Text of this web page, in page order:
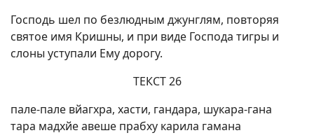
Господь шел по безлюдным джунглям, повторяя
святое имя Кришны, и при виде Господа тигры и
слоны уступали Ему дорогу.
ТЕКСТ 26
пале-пале вйагхра, хасти, гандара, шукара-гана
тара мадхйе авеше прабху карила гамана